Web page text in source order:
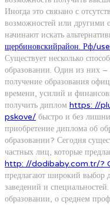
Иногда это связано с
возможностей или другими
начинают искать
щербиновскийрайон. Рф/
Существует несколько
образовании. Один из них –
получение образования
времени, усилий и
получить диплом https: //
pskove/ быстро и без
приобретение диплома об
образовании? Сегодня
частных лиц, которые
http: //dodibaby.com.tr/?
предлагают широкий выбор
заведений и
образовании, о среднем